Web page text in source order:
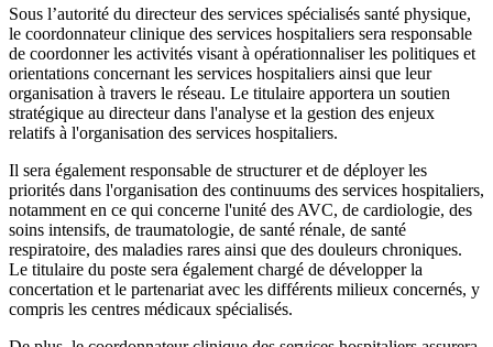
Sous l’autorité du directeur des services spécialisés santé physique,
le coordonnateur clinique des services hospitaliers sera responsable
de coordonner les activités visant à opérationnaliser les politiques et
orientations concernant les services hospitaliers ainsi que leur
organisation à travers le réseau. Le titulaire apportera un soutien
stratégique au directeur dans l'analyse et la gestion des enjeux
relatifs à l'organisation des services hospitaliers.
Il sera également responsable de structurer et de déployer les
priorités dans l'organisation des continuums des services hospitaliers,
notamment en ce qui concerne l'unité des AVC, de cardiologie, des
soins intensifs, de traumatologie, de santé rénale, de santé
respiratoire, des maladies rares ainsi que des douleurs chroniques.
Le titulaire du poste sera également chargé de développer la
concertation et le partenariat avec les différents milieux concernés, y
compris les centres médicaux spécialisés.